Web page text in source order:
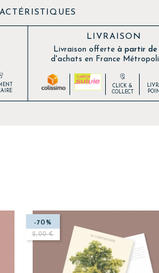
LIVRAISON
Livraison offerte à partir de
d'achats en France
CLICK &
COLLECT
-70%
2,00 €